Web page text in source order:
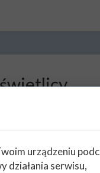
zajęć
urządzeniu
działania serwisu,